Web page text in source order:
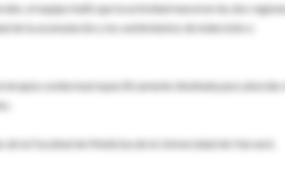
el equipo halló que la actividad neural en las dos
la acumulación y los sentimientos de indecisión o
terapia conductual específicamente diseñada para abordar
de la Facultad de Medicina de la Universidad de Harvard,